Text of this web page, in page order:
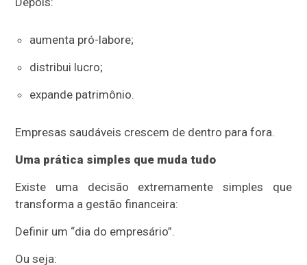
aumenta pró-labore;
distribui lucro;
expande patrimônio.
Empresas saudáveis crescem de dentro para fora.
Uma prática simples que muda tudo
Existe uma decisão extremamente simples que
transforma a gestão financeira:
Definir um “dia do empresário”.
Ou seja: